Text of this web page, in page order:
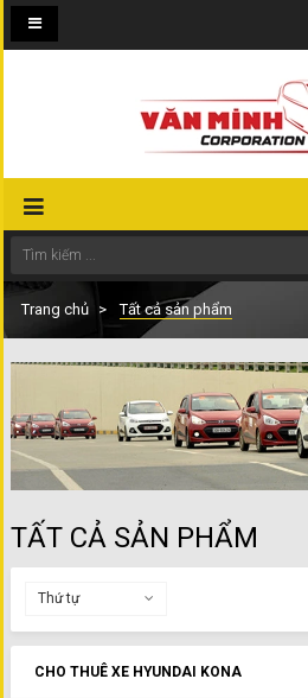
Toggle
navigation
Trang chủ Tất cả sản phẩm
TẤT CẢ SẢN PHẨM
Thứ tự
CHO THUÊ XE HYUNDAI KONA